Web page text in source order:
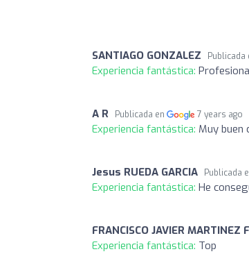
SANTIAGO GONZALEZ Publicada
Experiencia fantástica:
A R Publicada en 7 years ago
Experiencia fantástica: Muy buen
Jesus RUEDA GARCIA Publicada
Experiencia fantástica: He
FRANCISCO JAVIER MARTINEZ
Experiencia fantástica: Top